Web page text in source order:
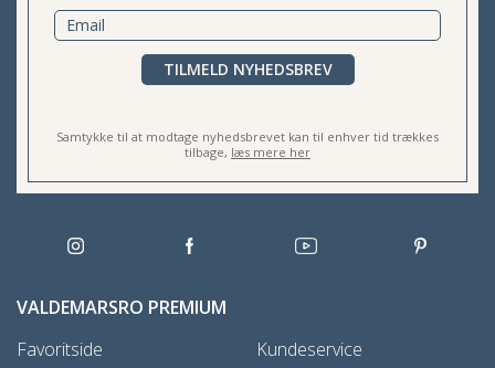
TILMELD NYHEDSBREV
Samtykke til at modtage nyhedsbrevet kan til enhver tid trækkes
tilbage, læs mere her
VALDEMARSRO PREMIUM
Favoritside
Kundeservice